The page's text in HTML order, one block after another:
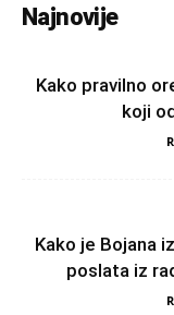
Najnovije
Kako pravilno
koji
Kako je Bojana
poslata iz